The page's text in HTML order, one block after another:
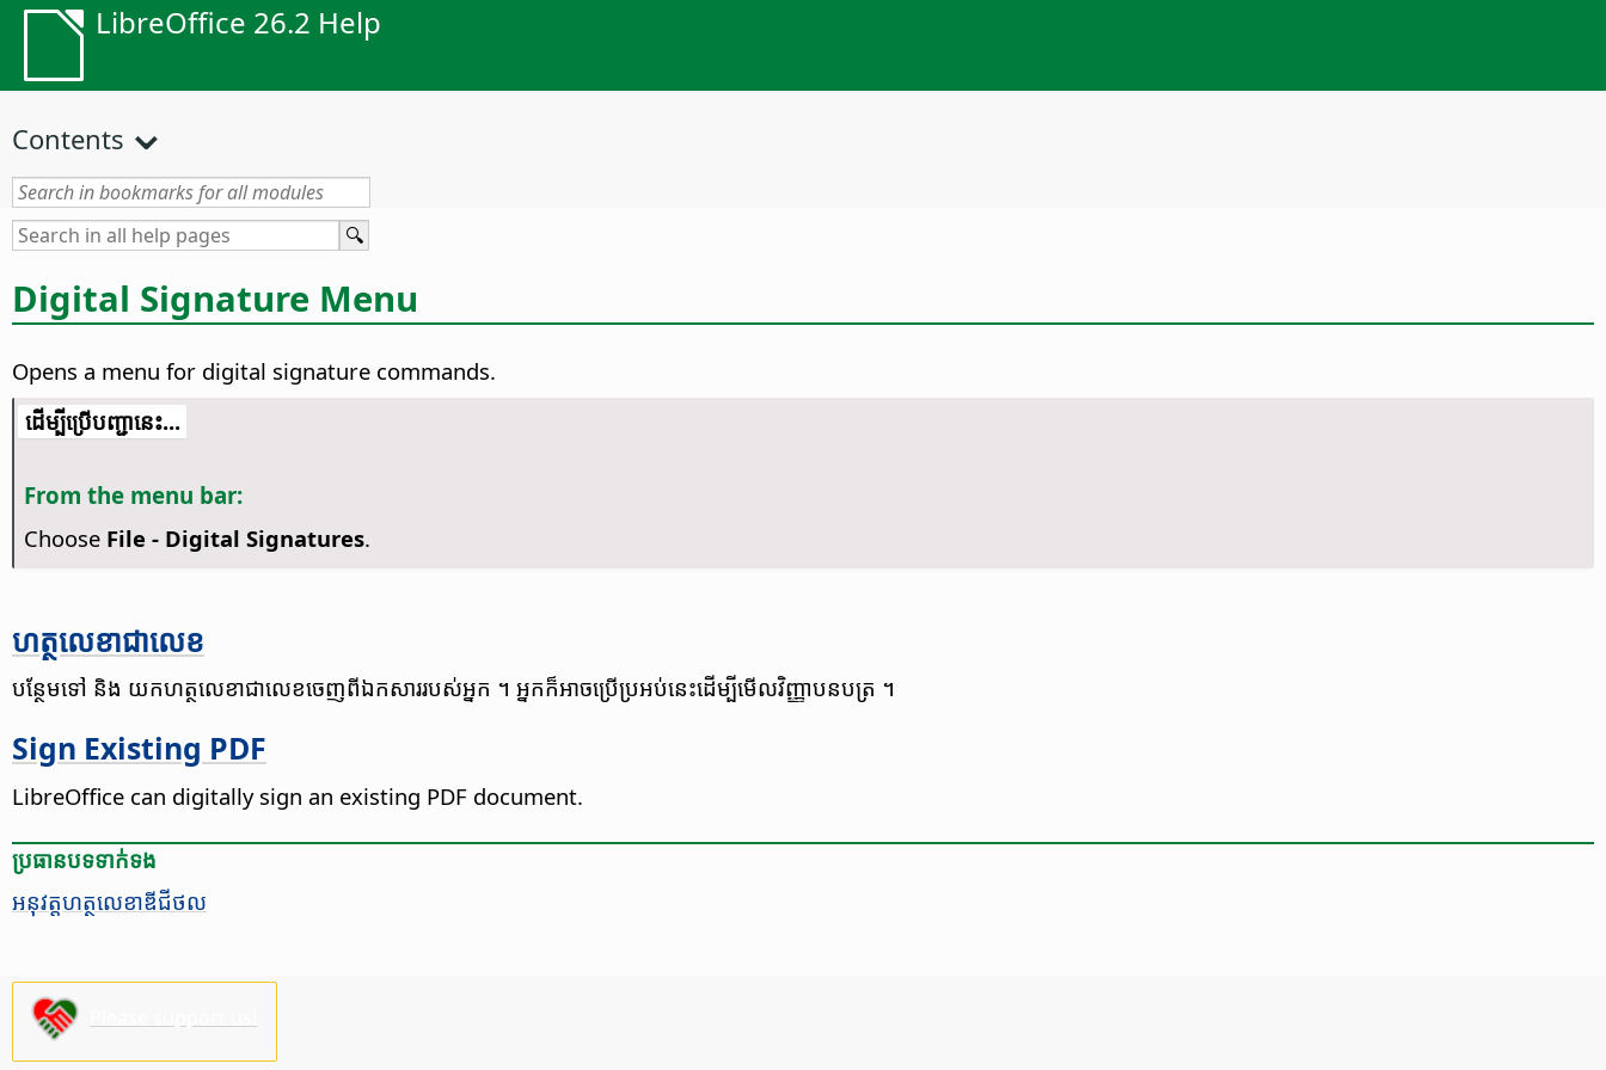
LibreOffice 26.2 Help
Contents
Digital Signature Menu
Opens a menu for digital signature commands.
​​ដើម្បី​ប្រើ​​បញ្ជា​នេះ...
From the menu bar:
Choose File - Digital Signatures.
ហត្ថលេខា​ជា​លេខ​
បន្ថែម​ទៅ និង យក​ហត្ថលេខា​ជា​លេខ​ចេញ​ពី​ឯកសារ​របស់​អ្នក ។ អ្នក​ក៏​អាច​ប្រើ​ប្រអប់​នេះ​ដើម្បី​មើល​វិញ្ញាបនបត្រ ។
Sign Existing PDF
LibreOffice can digitally sign an existing PDF document.
ប្រធានបទ​ទាក់ទង
អនុវត្ត​ហត្ថលេខា​ឌីជីថល​